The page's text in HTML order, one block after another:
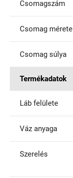
Csomagszám
Csomag mérete
Csomag súlya
Termékadatok
Láb felülete
Váz anyaga
Szerelés